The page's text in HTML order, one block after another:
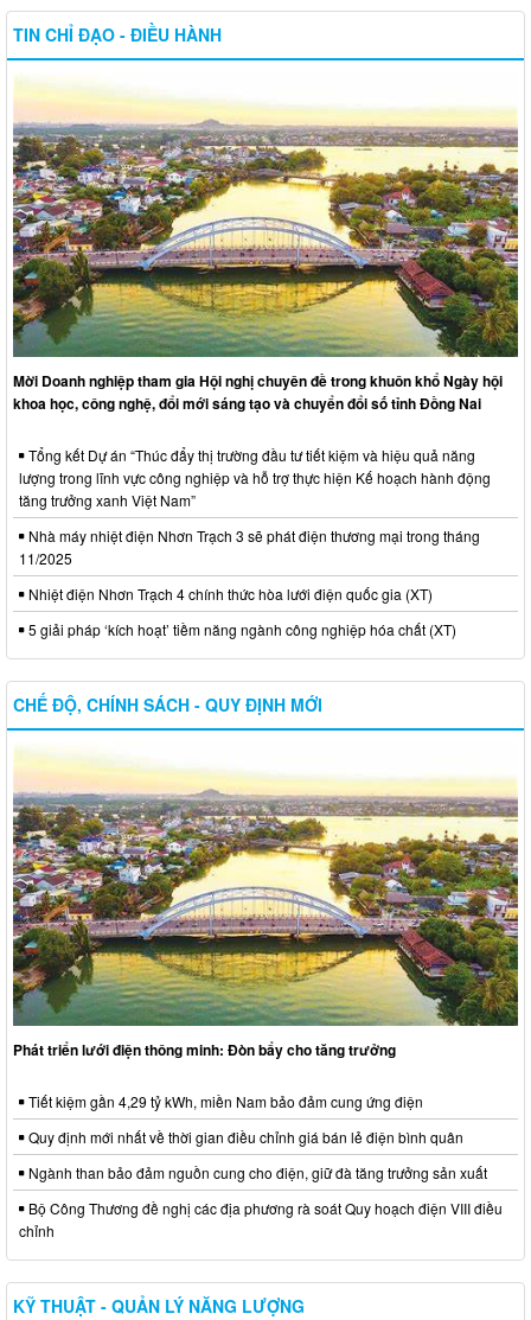
TIN CHỈ ĐẠO - ĐIỀU HÀNH
Mời Doanh nghiệp tham gia Hội nghị chuyên đề trong khuôn khổ Ngày hội
khoa học, công nghệ, đổi mới sáng tạo và chuyển đổi số tỉnh Đồng Nai
Tổng kết Dự án “Thúc đẩy thị trường đầu tư tiết kiệm và hiệu quả năng
lượng trong lĩnh vực công nghiệp và hỗ trợ thực hiện Kế hoạch hành động
tăng trưởng xanh Việt Nam”
Nhà máy nhiệt điện Nhơn Trạch 3 sẽ phát điện thương mại trong tháng
11/2025
Nhiệt điện Nhơn Trạch 4 chính thức hòa lưới điện quốc gia (XT)
5 giải pháp ‘kích hoạt’ tiềm năng ngành công nghiệp hóa chất (XT)
CHẾ ĐỘ, CHÍNH SÁCH - QUY ĐỊNH MỚI
Phát triển lưới điện thông minh: Đòn bẩy cho tăng trưởng
Tiết kiệm gần 4,29 tỷ kWh, miền Nam bảo đảm cung ứng điện
Quy định mới nhất về thời gian điều chỉnh giá bán lẻ điện bình quân
Ngành than bảo đảm nguồn cung cho điện, giữ đà tăng trưởng sản xuất
Bộ Công Thương đề nghị các địa phương rà soát Quy hoạch điện VIII điều
chỉnh
KỸ THUẬT - QUẢN LÝ NĂNG LƯỢNG